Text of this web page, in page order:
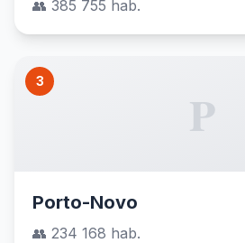
👥 385 755 hab.
3
P
Porto-Novo
👥 234 168 hab.